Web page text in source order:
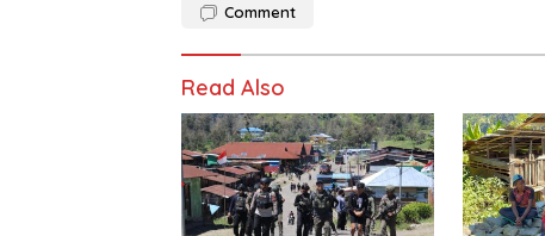
Comment
Read Also